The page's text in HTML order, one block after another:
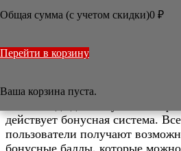
ДАННЫХ
/ Информация
действует бонусная система.
пользователи получают
бонусные баллы, которые можно
Общая сумма (с учетом скидки)0 ₽
Перейти в корзину
Ваша корзина пуста.